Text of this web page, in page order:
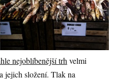
nejoblíbenější trh velmi
jejich složení. Tlak na